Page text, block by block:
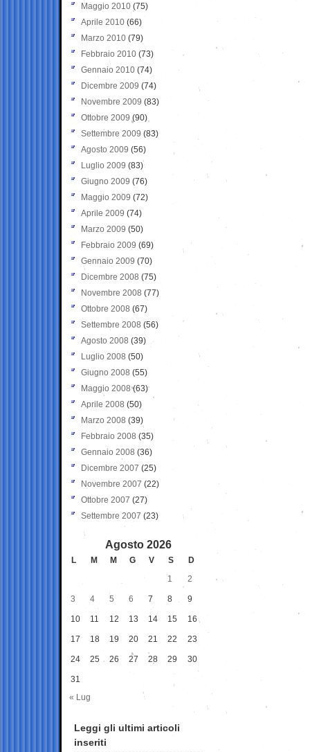
Maggio 2010 (75)
Aprile 2010 (66)
Marzo 2010 (79)
Febbraio 2010 (73)
Gennaio 2010 (74)
Dicembre 2009 (74)
Novembre 2009 (83)
Ottobre 2009 (90)
Settembre 2009 (83)
Agosto 2009 (56)
Luglio 2009 (83)
Giugno 2009 (76)
Maggio 2009 (72)
Aprile 2009 (74)
Marzo 2009 (50)
Febbraio 2009 (69)
Gennaio 2009 (70)
Dicembre 2008 (75)
Novembre 2008 (77)
Ottobre 2008 (67)
Settembre 2008 (56)
Agosto 2008 (39)
Luglio 2008 (50)
Giugno 2008 (55)
Maggio 2008(63)
Aprile 2008 (50)
Marzo 2008 (39)
Febbraio 2008 (35)
Gennaio 2008 (36)
Dicembre 2007 (25)
Novembre 2007 (22)
Ottobre 2007 (27)
Settembre 2007 (23)
Agosto 2026
L M M G V S
D
1
2
3 4 5 6 7 8 9
10 11 12 13 14 15 16
17 18 19 20 21 22 23
24 25 26 27 28 29 30
31
« Lug
Leggi gli ultimi articoli
inseriti